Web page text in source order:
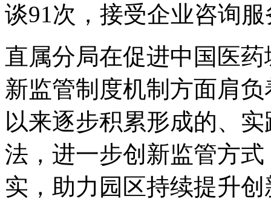
谈91次，接受企业咨询
直属分局在促进中国医
新监管制度机制方面肩
以来逐步积累形成的、
法，进一步创新监管方
实，助力园区持续提升